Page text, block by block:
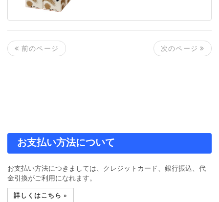
前のページ 次のページ
お支払い方法について
お支払い方法につきましては、クレジットカード、銀行振込、代
金引換がご利用になれます。
詳しくはこちら »